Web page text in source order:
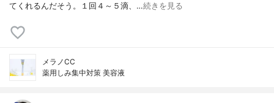
てくれるんだそう。１回４～５滴、…続きを見る
メラノCC
薬用しみ集中対策 美容液